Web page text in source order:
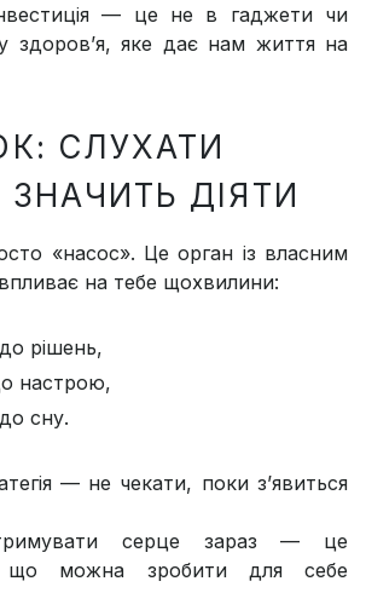
— це не в гаджети чи
здоров’я, яке дає нам життя на
СЛУХАТИ
ДІЯТИ
«насос». Це орган із власним
на тебе щохвилини:
рішень,
настрою,
до сну.
— не чекати, поки з’явиться
серце зараз — це
що можна зробити для себе